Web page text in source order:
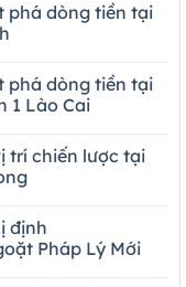
phá dòng tiền tại
phá dòng tiền tại
1 Lào Cai
trí chiến lược tại
định
Pháp Lý Mới